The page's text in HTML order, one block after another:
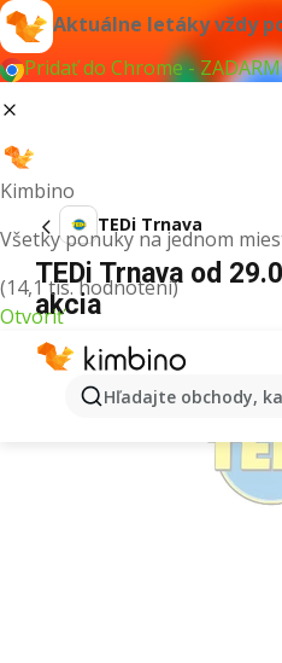
Aktuálne letáky vždy
Pridať do Chrome -
Kimbino
Všetky ponuky na jednom
(14,1 tis. hodnotení)
Otvoriť
Hľadajte obchody,
TEDi Trnava
TEDi Trnava od
akcia